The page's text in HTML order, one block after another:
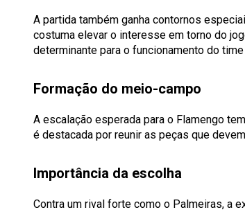
A partida também ganha contornos
costuma elevar o interesse em torno do
determinante para o funcionamento do
Formação do meio-campo
A escalação esperada para o Flamengo
é destacada por reunir as peças que
Importância da escolha
Contra um rival forte como o Palmeiras, a